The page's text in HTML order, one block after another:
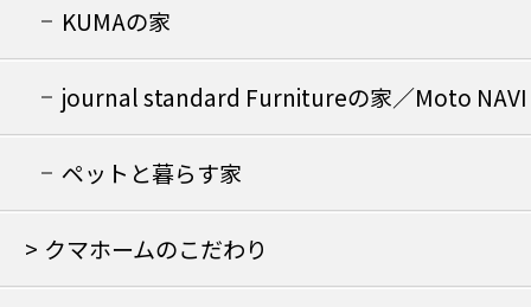
KUMAの家
journal standard Furnitureの家／Moto NAVI
の家
ペットと暮らす家
クマホームのこだわり